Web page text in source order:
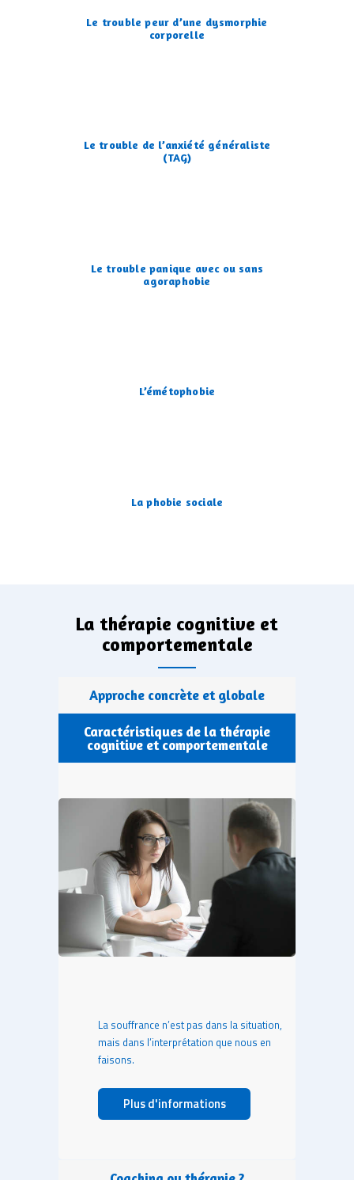
Le trouble peur d’une dysmorphie
corporelle
Le trouble de l’anxiété généraliste
(TAG)
Le trouble panique avec ou sans
agoraphobie
L’émétophobie
La phobie sociale
La thérapie cognitive et
comportementale
Approche concrète et globale
Caractéristiques de la thérapie
cognitive et comportementale
La souffrance n’est pas dans la situation,
mais dans l’interprétation que nous en
faisons.
Plus d'informations